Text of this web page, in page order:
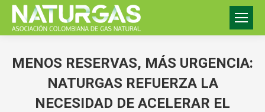
MENOS RESERVAS, MÁS URGENCIA:
NATURGAS REFUERZA LA
NECESIDAD DE ACELERAR EL